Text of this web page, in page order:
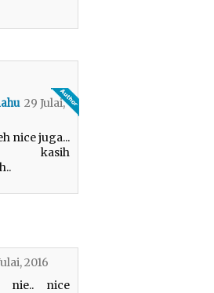
29 Julai,
nice juga...
kasih
2016
nie.. nice